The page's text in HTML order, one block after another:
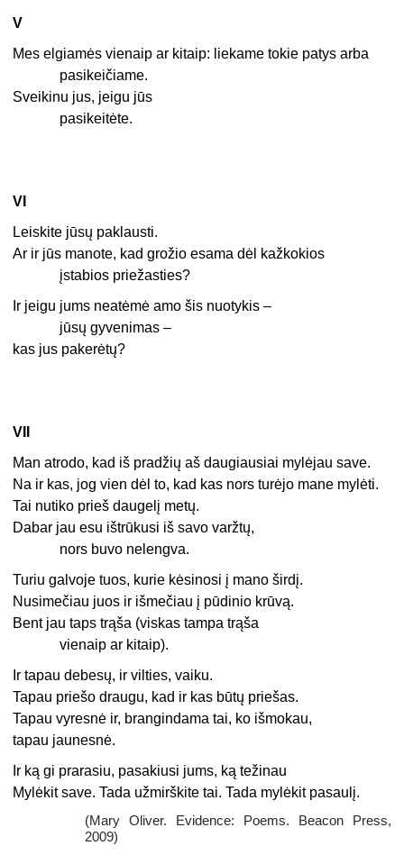
V
Mes elgiamės vienaip ar kitaip: liekame tokie patys arba
pasikeičiame.
Sveikinu jus, jeigu jūs
pasikeitėte.
VI
Leiskite jūsų paklausti.
Ar ir jūs manote, kad grožio esama dėl kažkokios
įstabios priežasties?
Ir jeigu jums neatėmė amo šis nuotykis –
jūsų gyvenimas –
kas jus pakerėtų?
VII
Man atrodo, kad iš pradžių aš daugiausiai mylėjau save.
Na ir kas, jog vien dėl to, kad kas nors turėjo mane mylėti.
Tai nutiko prieš daugelį metų.
Dabar jau esu ištrūkusi iš savo varžtų,
nors buvo nelengva.
Turiu galvoje tuos, kurie kėsinosi į mano širdį.
Nusimečiau juos ir išmečiau į pūdinio krūvą.
Bent jau taps trąša (viskas tampa trąša
vienaip ar kitaip).
Ir tapau debesų, ir vilties, vaiku.
Tapau priešo draugu, kad ir kas būtų priešas.
Tapau vyresnė ir, brangindama tai, ko išmokau,
tapau jaunesnė.
Ir ką gi prarasiu, pasakiusi jums, ką težinau
Mylėkit save. Tada užmirškite tai. Tada mylėkit pasaulį.
(Mary Oliver. Evidence: Poems. Beacon Press,
2009)